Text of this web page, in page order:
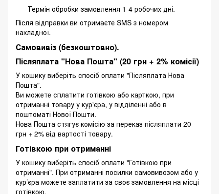
Термін обробки замовлення 1-4 робочих дні.
Після відправки ви отримаєте SMS з номером
накладної.
Самовивіз (безкоштовно).
Післяплата "Нова Пошта" (20 грн + 2% комісії)
У кошику виберіть спосіб оплати "Післяплата Нова
Пошта".
Ви можете сплатити готівкою або карткою, при
отриманні товару у кур'єра, у відділенні або в
поштоматі Нової Пошти.
Нова Пошта стягує комісію за переказ післяплати 20
грн + 2% від вартості товару.
Готівкою при отриманні
У кошику виберіть спосіб оплати "Готівкою при
отриманні". При отриманні посилки самовивозом або у
кур’єра можете заплатити за своє замовлення на місці
готівкою.